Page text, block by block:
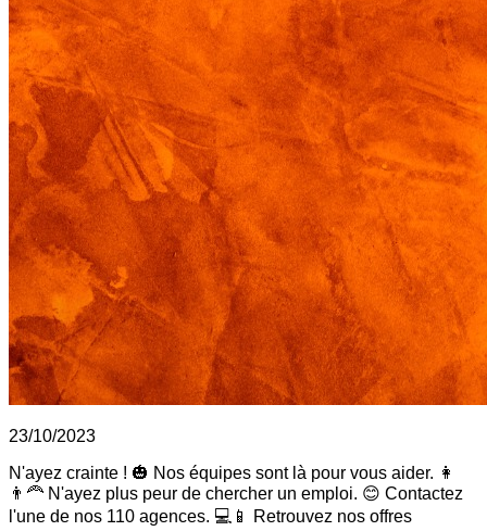
23/10/2023
N'ayez crainte ! 🎃 Nos équipes sont là pour vous aider. 👩
👨‍🦰 N'ayez plus peur de chercher un emploi. 😊 Contactez
l'une de nos 110 agences. 💻📱 Retrouvez nos offres